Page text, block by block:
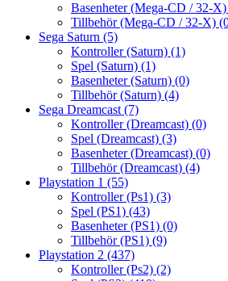
Basenheter (Mega-CD / 32-X)
Tillbehör (Mega-CD / 32-X)
Sega Saturn (5)
Kontroller (Saturn) (1)
Spel (Saturn) (1)
Basenheter (Saturn) (0)
Tillbehör (Saturn) (4)
Sega Dreamcast (7)
Kontroller (Dreamcast) (0)
Spel (Dreamcast) (3)
Basenheter (Dreamcast) (0)
Tillbehör (Dreamcast) (4)
Playstation 1 (55)
Kontroller (Ps1) (3)
Spel (PS1) (43)
Basenheter (PS1) (0)
Tillbehör (PS1) (9)
Playstation 2 (437)
Kontroller (Ps2) (2)